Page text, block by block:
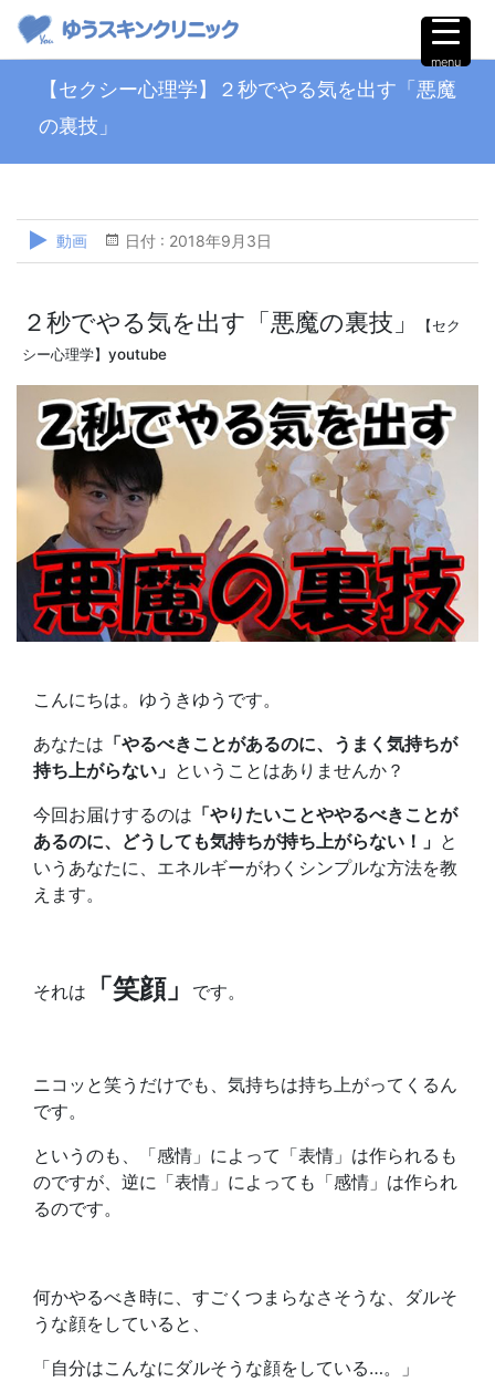
【セクシー心理学】２秒でやる気を出す「悪魔
の裏技」
動画 日付 : 2018年9月3日
２秒でやる気を出す「悪魔の裏技」
【セク
シー心理学】youtube
こんにちは。ゆうきゆうです。
あなたは 「やるべきことがあるのに、うまく気持ちが
持ち上がらない」 ということはありませんか？
今回お届けするのは 「やりたいことややるべきことが
あるのに、どうしても気持ちが持ち上がらない！」 と
いうあなたに、エネルギーがわくシンプルな方法を教
えます。
それは 「笑顔」 です。
ニコッと笑うだけでも、気持ちは持ち上がってくるん
です。
というのも、「感情」によって「表情」は作られるも
のですが、逆に「表情」によっても「感情」は作られ
るのです。
何かやるべき時に、すごくつまらなさそうな、ダルそ
うな顔をしていると、
「自分はこんなにダルそうな顔をしている…。」
menu